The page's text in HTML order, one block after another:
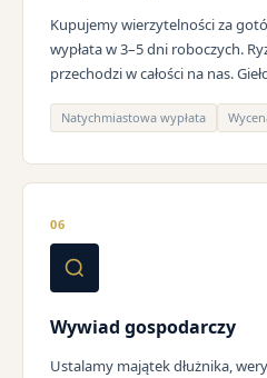
Kupujemy wierzytelności za
wypłata w 3–5 dni roboczych.
przechodzi w całości na nas.
Natychmiastowa wypłata
06
Wywiad gospodarczy
Ustalamy majątek dłużnika,